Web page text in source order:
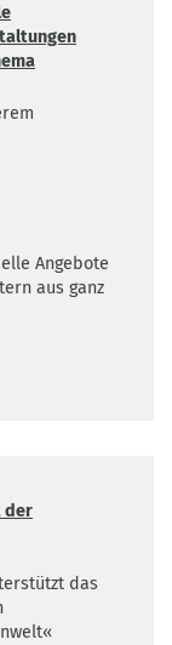
Angebote
aus ganz
der
das